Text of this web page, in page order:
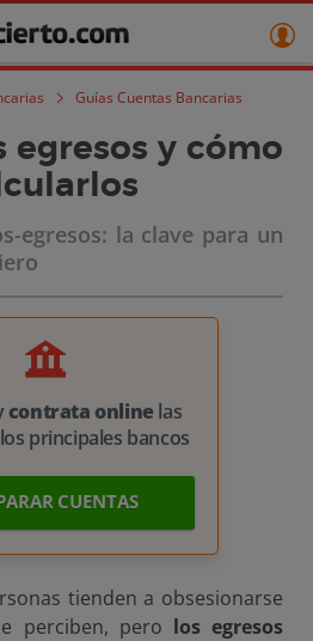
Guías Cuentas Bancarias
egresos y cómo
egresos: la clave para un
contrata online las
principales bancos
CUENTAS
tienden a obsesionarse
perciben, pero los egresos